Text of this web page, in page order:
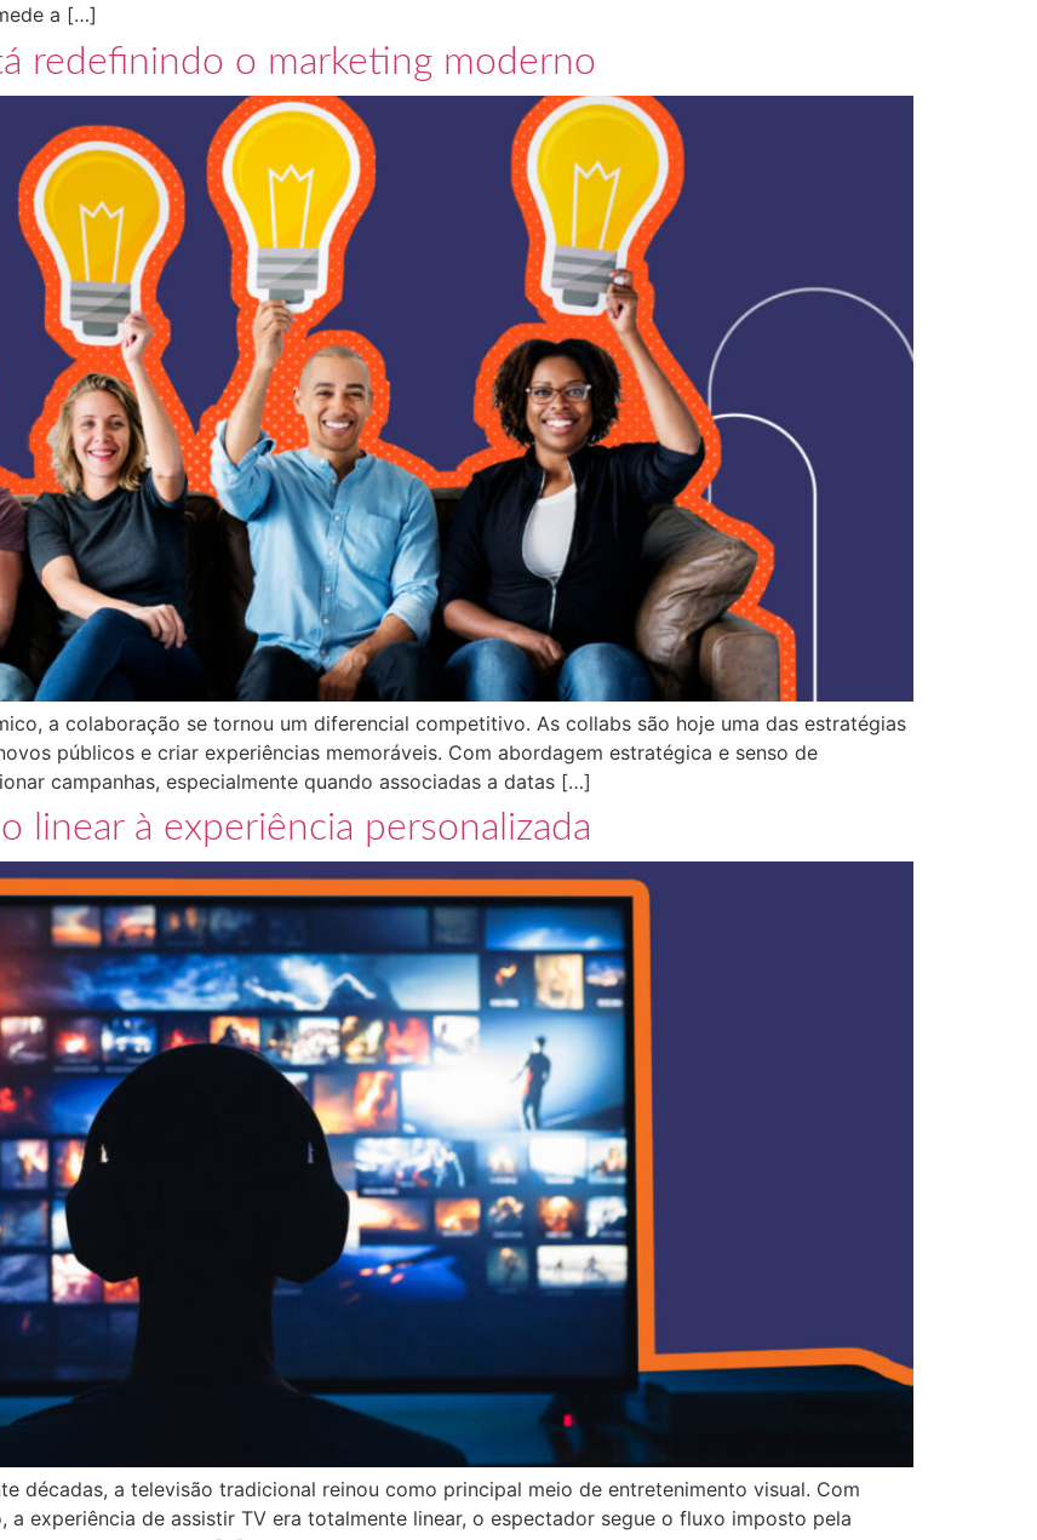
a […]
redefinindo o marketing moderno
a colaboração se tornou um diferencial competitivo. As collabs são hoje uma das estratégias
públicos e criar experiências memoráveis. Com abordagem estratégica e senso de
campanhas, especialmente quando associadas a datas […]
linear à experiência personalizada
décadas, a televisão tradicional reinou como principal meio de entretenimento visual. Com
experiência de assistir TV era totalmente linear, o espectador segue o fluxo imposto pela